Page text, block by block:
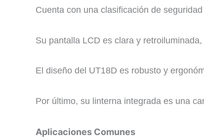
Cuenta con una clasificación de
Su pantalla LCD es clara y
El diseño del UT18D es robusto y
Por último, su linterna integrada es una
​Aplicaciones Comunes